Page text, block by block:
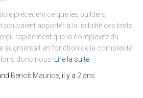
précédent ce que les builders
pouvaient apporter à la lisibilité des tests.
rapidement que la complexité du
augmentait en fonction de la complexité
donc nous Lire la suite
Benoît Maurice, il y a 2 ans